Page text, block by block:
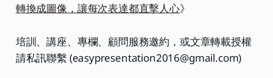
轉換成圖像，讓每次表達都直擊人心》
培訓、講座、專欄、顧問服務邀約，或文章轉載授權
請私訊聯繫 (easypresentation2016@gmail.com)